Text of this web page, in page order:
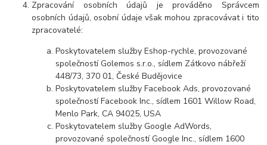
Zpracování osobních údajů je prováděno Správcem
osobních údajů, osobní údaje však mohou zpracovávat i tito
zpracovatelé:
Poskytovatelem služby Eshop-rychle, provozované
společností Golemos s.r.o., sídlem Zátkovo nábřeží
448/73, 370 01, České Budějovice
Poskytovatelem služby Facebook Ads, provozované
společností Facebook Inc., sídlem 1601 Willow Road,
Menlo Park, CA 94025, USA
Poskytovatelem služby Google AdWords,
provozované společností Google Inc., sídlem 1600